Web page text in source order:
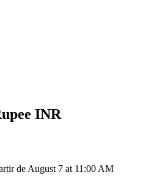
INR
de August 7 at 11:00 AM